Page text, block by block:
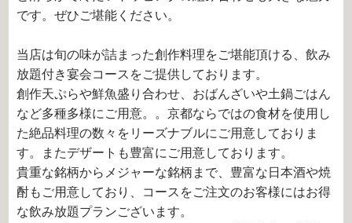
です。ぜひご堪能ください。
当店は旬の味が詰まった創作料理をご堪能頂ける、飲み
放題付き宴会コースをご提供しております。
創作天ぷらや鮮魚盛り合わせ、おばんざいや土鍋ごはん
など多種多様にご用意。。京都ならではの食材を使用し
た絶品料理の数々をリーズナブルにご用意しておりま
す。またデザートも豊富にご用意しております。
貴重な銘柄からメジャーな銘柄まで、豊富な日本酒や焼
酎もご用意しており、コースをご注文のお客様にはお得
な飲み放題プランございます。